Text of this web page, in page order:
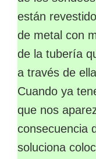
están
de metal con
de la tubería
a través de
Cuando ya
que nos
consecuencia
soluciona